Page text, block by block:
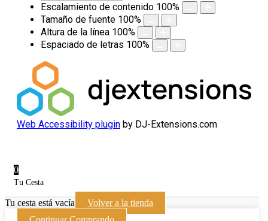
Escalamiento de contenido 100%
Tamaño de fuente 100%
Altura de la línea 100%
Espaciado de letras 100%
Web Accessibility plugin by DJ-Extensions.com
0
Tu Cesta
Tu cesta está vacía
Volver a la tienda